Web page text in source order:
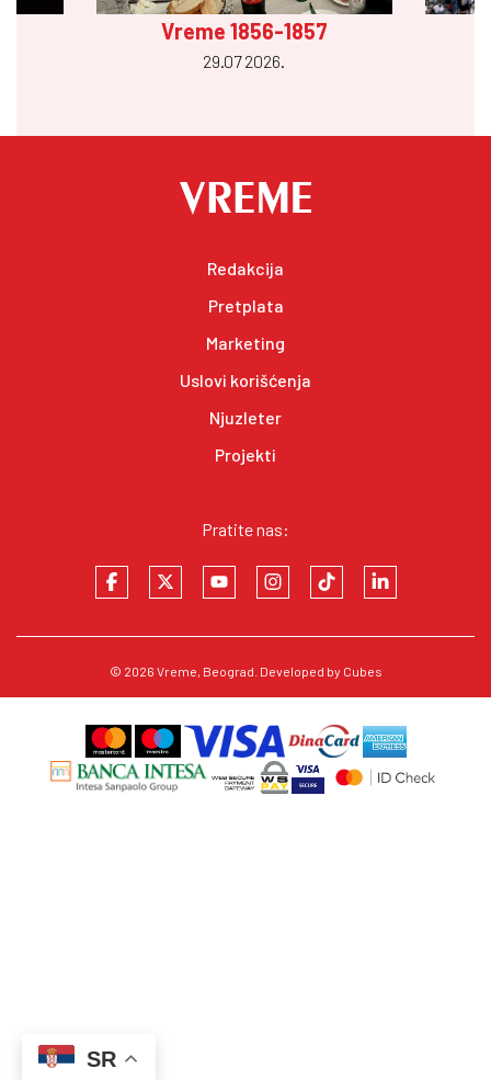
Vreme 1856-1857
29.07 2026.
Redakcija
Pretplata
Marketing
Uslovi korišćenja
Njuzleter
Projekti
Pratite nas:
© 2026 Vreme, Beograd. Developed by Cubes
SR